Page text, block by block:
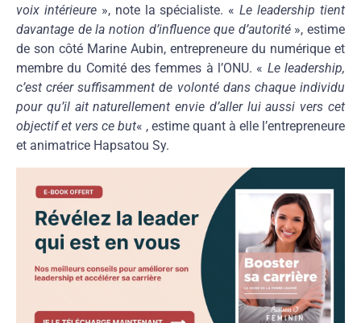
voix intérieure », note la spécialiste. «Le leadership tient
davantage de la notion d’influence que d’autorité », estime
de son côté Marine Aubin, entrepreneure du numérique et
membre du Comité des femmes à l’ONU. « Le leadership,
c’est créer suffisamment de volonté dans chaque individu
pour qu’il ait naturellement envie d’aller lui aussi vers cet
objectif et vers ce but« , estime quant à elle l’entrepreneure
et animatrice Hapsatou Sy.